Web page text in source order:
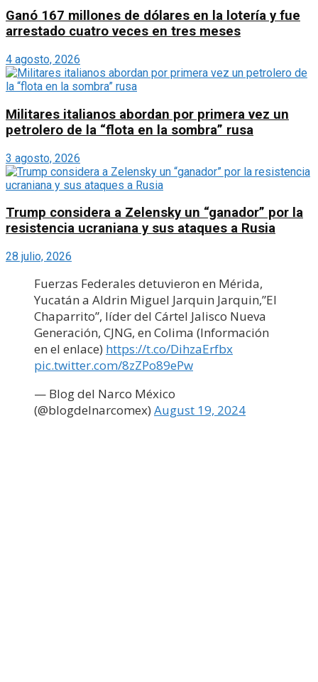
Ganó 167 millones de dólares en la lotería y fue
arrestado cuatro veces en tres meses
4 agosto, 2026
Militares italianos abordan por primera vez un
petrolero de la “flota en la sombra” rusa
3 agosto, 2026
Trump considera a Zelensky un “ganador” por la
resistencia ucraniana y sus ataques a Rusia
28 julio, 2026
Fuerzas Federales detuvieron en Mérida,
Yucatán a Aldrin Miguel Jarquin Jarquin,”El
Chaparrito”, líder del Cártel Jalisco Nueva
Generación, CJNG, en Colima (Información
en el enlace) https://t.co/DihzaErfbx
pic.twitter.com/8zZPo89ePw
— Blog del Narco México
(@blogdelnarcomex) August 19, 2024